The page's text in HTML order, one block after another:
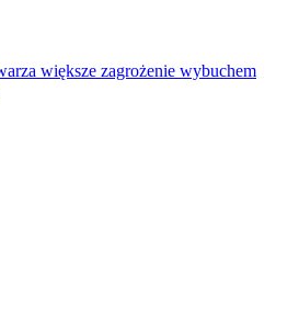
większe zagrożenie wybuchem